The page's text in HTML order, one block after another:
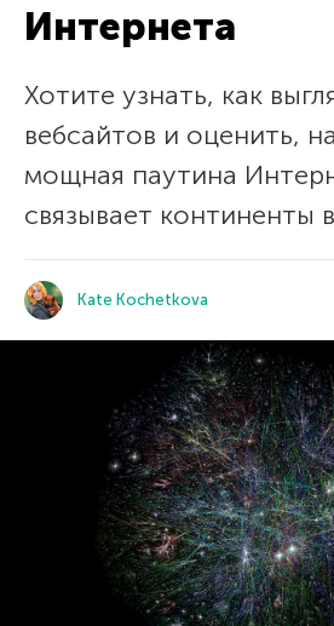
Интернета
Хотите узнать, как
вебсайтов и оценить,
мощная паутина
связывает континенты
Kate Kochetkova